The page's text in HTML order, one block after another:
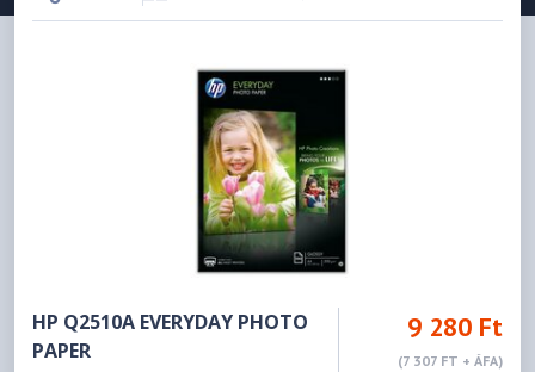
HP Q2510A EVERYDAY PHOTO
PAPER
9 280 Ft
(7 307 FT + ÁFA)